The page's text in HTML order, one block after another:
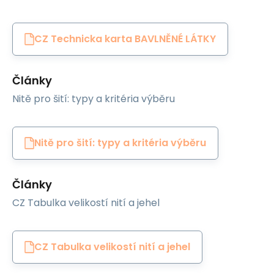
CZ Technicka karta BAVLNĚNÉ LÁTKY
Články
Nitě pro šití: typy a kritéria výběru
Nitě pro šití: typy a kritéria výběru
Články
CZ Tabulka velikostí nití a jehel
CZ Tabulka velikostí nití a jehel